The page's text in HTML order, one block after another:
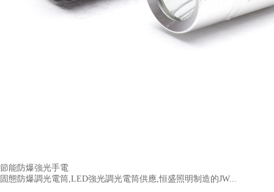
節能防爆強光手電
固態防爆調光電筒,LED強光調光電筒供應,恒盛照明制造的JW...